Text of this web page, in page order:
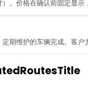
。价格在确认前固定显
期维护的车辆完成。客户